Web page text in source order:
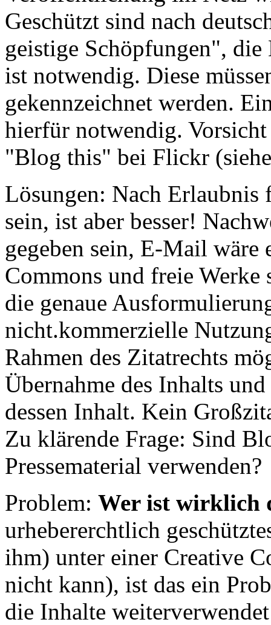
Geschützt sind nach
geistige Schöpfungen",
ist notwendig. Diese
gekennzeichnet werden.
hierfür notwendig.
"Blog this" bei Flickr
Lösungen: Nach
sein, ist aber besser!
gegeben sein, E-Mail
Commons und freie
die genaue
nicht.kommerzielle
Rahmen des Zitatrechts
Übernahme des Inhalts
dessen Inhalt. Kein
Zu klärende Frage: Sind
Pressematerial verwenden?
Problem: Wer ist wirklich
urhebererchtlich
ihm) unter einer Creative
nicht kann), ist das ein
die Inhalte